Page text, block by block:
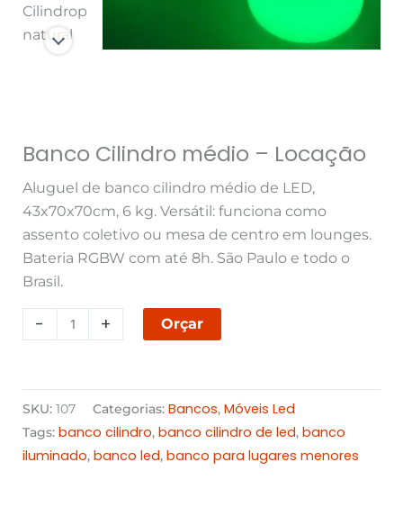
Banco Cilindro médio – Locação
Aluguel de banco cilindro médio de LED,
43x70x70cm, 6 kg. Versátil: funciona como
assento coletivo ou mesa de centro em lounges.
Bateria RGBW com até 8h. São Paulo e todo o
Brasil.
- + Orçar
SKU: 107 Categorias: Bancos, Móveis Led
Tags: banco cilindro, banco cilindro de led, banco
iluminado, banco led, banco para lugares menores